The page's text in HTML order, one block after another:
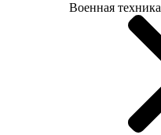
Военная техника